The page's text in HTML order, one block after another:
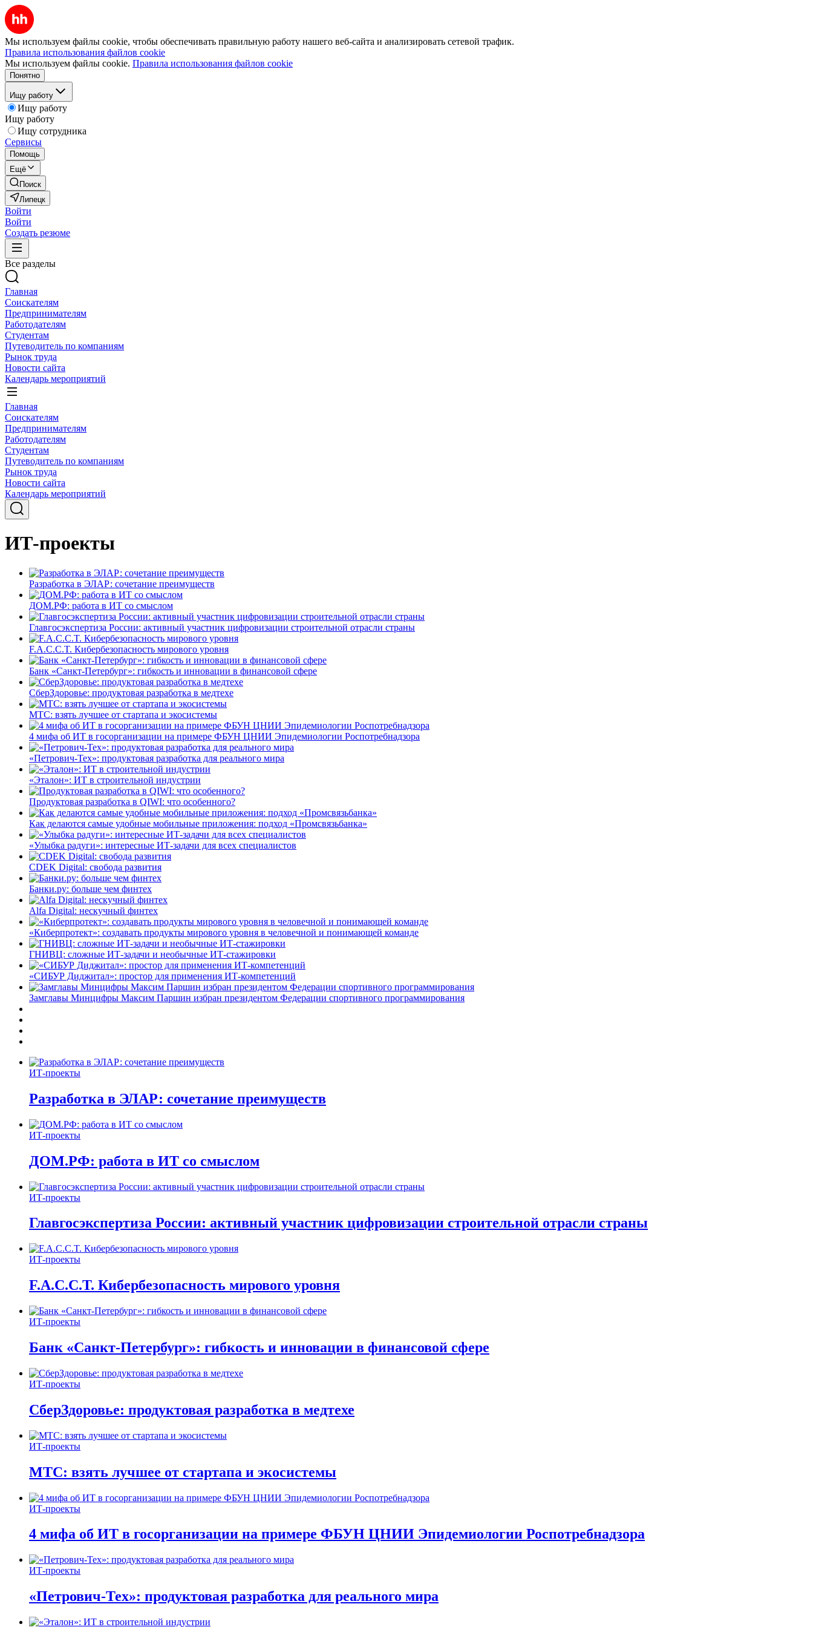
Мы используем файлы cookie, чтобы обеспечивать правильную работу нашего веб-сайта и анализировать сетевой трафик.
Правила использования файлов cookie
Мы используем файлы cookie. Правила использования файлов cookie
Понятно
Ищу работу
Ищу работу
Ищу работу
Ищу сотрудника
Сервисы
Помощь
Ещё
Поиск
Липецк
Войти
Войти
Создать резюме
Все разделы
Главная
Соискателям
Предпринимателям
Работодателям
Студентам
Путеводитель по компаниям
Рынок труда
Новости сайта
Календарь мероприятий
Главная
Соискателям
Предпринимателям
Работодателям
Студентам
Путеводитель по компаниям
Рынок труда
Новости сайта
Календарь мероприятий
ИТ-проекты
Разработка в ЭЛАР: сочетание преимуществ
ДОМ.РФ: работа в ИТ со смыслом
Главгосэкспертиза России: активный участник цифровизации строительной отрасли страны
F.A.C.C.T. Кибербезопасность мирового уровня
Банк «Санкт-Петербург»: гибкость и инновации в финансовой сфере
СберЗдоровье: продуктовая разработка в медтехе
МТС: взять лучшее от стартапа и экосистемы
4 мифа об ИТ в госорганизации на примере ФБУН ЦНИИ Эпидемиологии Роспотребнадзора
«Петрович-Тех»: продуктовая разработка для реального мира
«Эталон»: ИТ в строительной индустрии
Продуктовая разработка в QIWI: что особенного?
Как делаются самые удобные мобильные приложения: подход «Промсвязьбанка»
«Улыбка радуги»: интересные ИТ-задачи для всех специалистов
CDEK Digital: свобода развития
Банки.ру: больше чем финтех
Alfa Digital: нескучный финтех
«Киберпротект»: создавать продукты мирового уровня в человечной и понимающей команде
ГНИВЦ: сложные ИТ‑задачи и необычные ИТ‑стажировки
«СИБУР Диджитал»: простор для применения ИТ-компетенций
Замглавы Минцифры Максим Паршин избран президентом Федерации спортивного программирования
ИТ-проекты
Разработка в ЭЛАР: сочетание преимуществ
ИТ-проекты
ДОМ.РФ: работа в ИТ со смыслом
ИТ-проекты
Главгосэкспертиза России: активный участник цифровизации строительной отрасли страны
ИТ-проекты
F.A.C.C.T. Кибербезопасность мирового уровня
ИТ-проекты
Банк «Санкт-Петербург»: гибкость и инновации в финансовой сфере
ИТ-проекты
СберЗдоровье: продуктовая разработка в медтехе
ИТ-проекты
МТС: взять лучшее от стартапа и экосистемы
ИТ-проекты
4 мифа об ИТ в госорганизации на примере ФБУН ЦНИИ Эпидемиологии Роспотребнадзора
ИТ-проекты
«Петрович-Тех»: продуктовая разработка для реального мира